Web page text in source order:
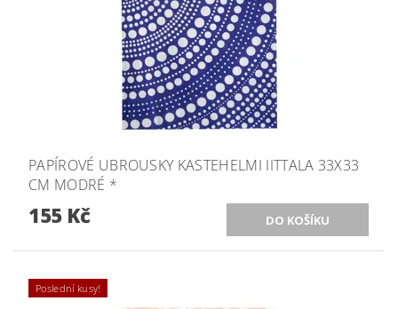
PAPÍROVÉ UBROUSKY KASTEHELMI IITTALA 33X33
CM MODRÉ *
155 Kč
Poslední kusy!